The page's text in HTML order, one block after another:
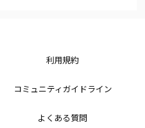
利用規約
コミュニティガイドライン
よくある質問